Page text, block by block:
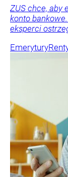
ZUS chce, aby
konto
eksperci
Emerytury